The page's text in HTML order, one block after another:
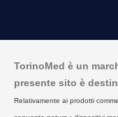
TorinoMed è un
presente sito è
Relativamente ai prodotti